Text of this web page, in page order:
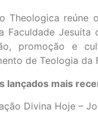
Theologica reúne
Faculdade Jesuíta
promoção e
de Teologia da
lançados mais
Divina Hoje –